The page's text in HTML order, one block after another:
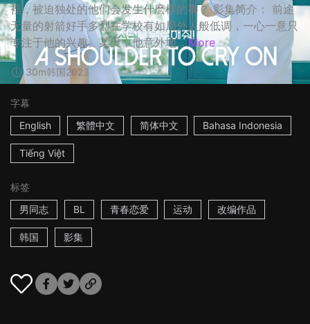
裡，被迫独处的他们会发生什麽样的事？ 影集简介： 前途
无量的射箭好手多烈在学校有如局外人般低调，一心一意只
专注于他的兴趣。某天，他意外地... More
30m韩国2023
字幕
English
繁體中文 简体中文 Bahasa Indonesia
Tiếng Việt
标签
男同志
BL 青春恋爱 运动 改编作品
韩国 影集